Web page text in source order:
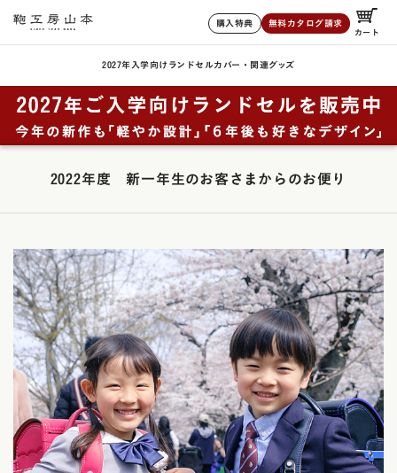
購入特典 無料カタログ請求
カート
2027年入学向けランドセル カバー・関連グッズ
2022年度 新一年生のお客さまからのお便り